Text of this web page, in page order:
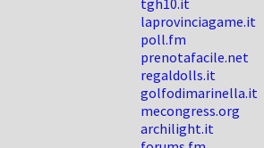
tgh10.it
laprovinciagame.it
poll.fm
prenotafacile.net
regaldolls.it
golfodimarinella.it
mecongress.org
archilight.it